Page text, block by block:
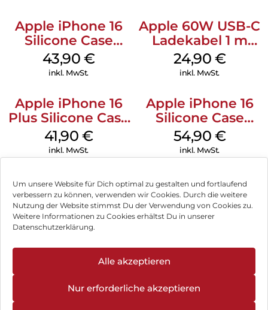
Um unsere Website für Dich optimal zu gestalten und fortlaufend
verbessern zu können, verwenden wir Cookies. Durch die weitere
Nutzung der Website stimmst Du der Verwendung von Cookies zu.
Weitere Informationen zu Cookies erhältst Du in unserer
Datenschutzerklärung.
Alle akzeptieren
Nur erforderliche akzeptieren
Apple iPhone 16
Silicone Case
MagSafe Plum
43,90 €
inkl. MwSt.
Apple 60W USB-C
Ladekabel 1 m
Weiß
24,90 €
inkl. MwSt.
Apple iPhone 16
Plus Silicone Case
MagSafe Stone
Gray
41,90 €
inkl. MwSt.
Apple iPhone 16
Silicone Case
MagSafe Lake
Green
54,90 €
inkl. MwSt.
Impressum
Hinweis zur Batterieentsorgung